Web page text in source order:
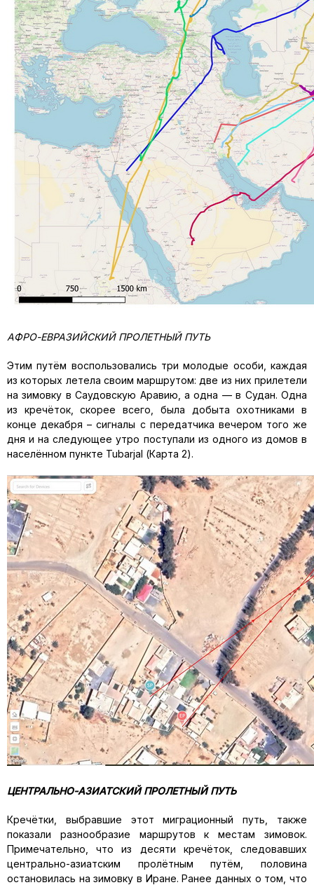
АФРО-ЕВРАЗИЙСКИЙ ПРОЛЕТНЫЙ ПУТЬ
Этим путём воспользовались три молодые особи, каждая
из которых летела своим маршрутом: две из них прилетели
на зимовку в Саудовскую Аравию, а одна — в Судан. Одна
из кречёток, скорее всего, была добыта охотниками в
конце декабря – сигналы с передатчика вечером того же
дня и на следующее утро поступали из одного из домов в
населённом пункте Tubarjal (Карта 2).
ЦЕНТРАЛЬНО-АЗИАТСКИЙ ПРОЛЕТНЫЙ ПУТЬ
Кречётки, выбравшие этот миграционный путь, также
показали разнообразие маршрутов к местам зимовок.
Примечательно, что из десяти кречёток, следовавших
центрально-азиатским пролётным путём, половина
остановилась на зимовку в Иране. Ранее данных о том, что